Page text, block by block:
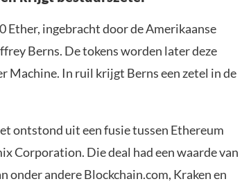
Ether, ingebracht door de Amerikaanse
Berns. De tokens worden later deze
Machine. In ruil krijgt Berns een zetel in de
ontstond uit een fusie tussen Ethereum
Corporation. Die deal had een waarde van
onder andere Blockchain.com, Kraken en